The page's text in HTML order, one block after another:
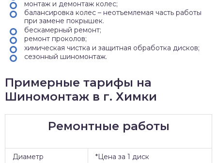
монтаж и демонтаж колес;
балансировка колес – неотъемлемая часть работы
при замене покрышек.
бескамерный ремонт;
ремонт проколов;
химическая чистка и защитная обработка дисков;
сезонный шиномонтаж.
Примерные тарифы на
Шиномонтаж в г. Химки
Ремонтные работы
Диаметр
*Цена за 1 диск